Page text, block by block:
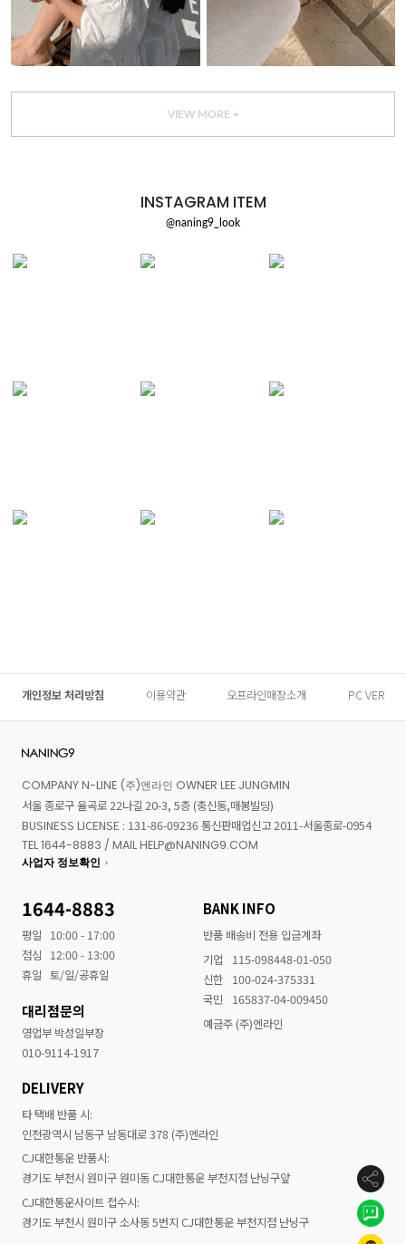
VIEW MORE +
INSTAGRAM ITEM
@naning9_look
개인정보 처리방침 이용약관 오프라인매장소개 PC VER
COMPANY N-LINE (주)엔라인 OWNER LEE JUNGMIN
서울 종로구 율곡로 22나길 20-3, 5층 (충신동,매봉빌딩)
BUSINESS LICENSE : 131-86-09236 통신판매업신고 2011-서울종로-0954
TEL 1644-8883 / MAIL HELP@NANING9.COM
사업자 정보확인
1644-8883
평일
10:00 - 17:00
점심
12:00 - 13:00
휴일 토/일/공휴일
대리점문의
영업부 박성일부장
010-9114-1917
BANK INFO
반품 배송비 전용 입금계좌
기업
115-098448-01-050
신한
100-024-375331
국민
165837-04-009450
예금주 (주)엔라인
DELIVERY
타 택배 반품 시:
인천광역시 남동구 남동대로 378 (주)엔라인
CJ대한통운 반품시:
경기도 부천시 원미구 원미동 CJ대한통운 부천지점 난닝구앞
CJ대한통운사이트 접수시:
경기도 부천시 원미구 소사동 5번지 CJ대한통운 부천지점 난닝구